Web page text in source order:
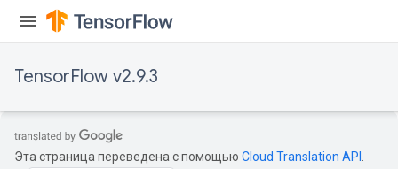
TensorFlow v2.9.3
Эта страница переведена с помощью Cloud Translation API